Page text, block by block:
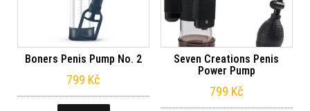
Boners Penis Pump No. 2
799 Kč
Seven Creations Penis
Power Pump
799 Kč